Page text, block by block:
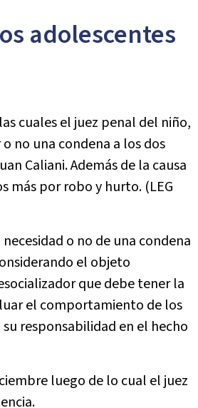
adolescentes
cuales el juez penal del niño,
no una condena a los dos
Caliani. Además de la causa
más por robo y hurto. (LEG
o no de una condena
el objeto
que debe tener la
el comportamiento de los
responsabilidad en el hecho
luego de lo cual el juez